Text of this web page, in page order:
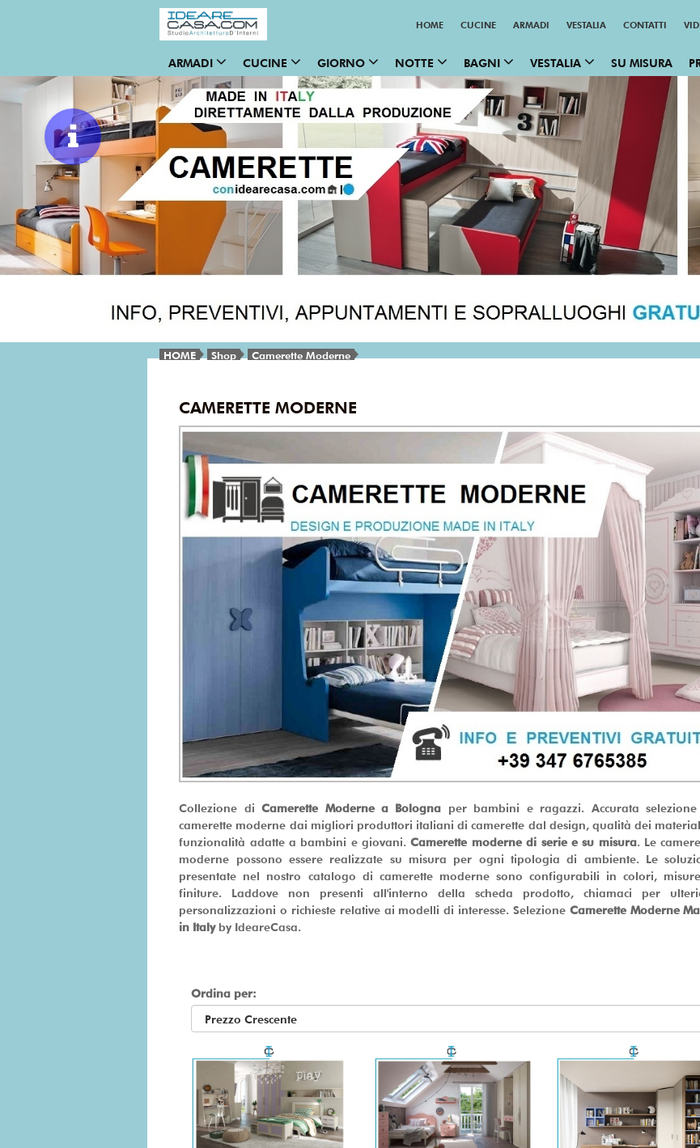
HOME CUCINE ARMADI VESTALIA CONTATTI
ARMADI CUCINE GIORNO NOTTE BAGNI VESTALIA SU MISURA
HOME Shop Camerette Moderne
CAMERETTE MODERNE
Collezione diCamerette Moderne a Bologna per bambini e ragazzi. Accurata selezione
camerette moderne dai migliori produttori italiani di camerette dal design, qualità dei
funzionalità adatte a bambini e giovani.Camerette moderne di serie e su misura. Le
moderne possono essere realizzate su misura per ogni tipologia di ambiente. Le
presentate nel nostro catalogo di camerette moderne sono configurabili in colori,
finiture. Laddove non presenti all'interno della scheda prodotto, chiamaci per
personalizzazioni o richieste relative ai modelli di interesse. Selezione Camerette Moderne
in Italyby IdeareCasa.
Ordina per: